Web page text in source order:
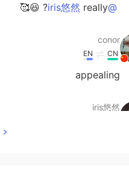
@iris悠然
really? 😆🥰
conor
CN
EN
appealing
iris悠然